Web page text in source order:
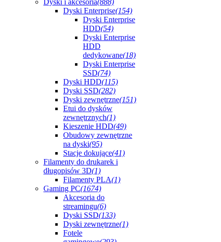
Dyski i akcesoria(888)
Dyski Enterprise(154)
Dyski Enterprise
HDD(54)
Dyski Enterprise
HDD
dedykowane(18)
Dyski Enterprise
SSD(74)
Dyski HDD(115)
Dyski SSD(282)
Dyski zewnętrzne(151)
Etui do dysków
zewnętrznych(1)
Kieszenie HDD(49)
Obudowy zewnętrzne
na dyski(95)
Stacje dokujące(41)
Filamenty do drukarek i
długopisów 3D(1)
Filamenty PLA(1)
Gaming PC(1674)
Akcesoria do
streamingu(6)
Dyski SSD(133)
Dyski zewnętrzne(1)
Fotele